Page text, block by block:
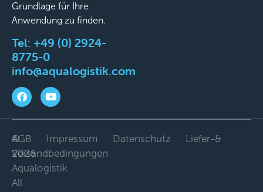
Grundlage für Ihre
Anwendung zu finden.
Tel: +49 (0) 2924-
8775-0
info@aqualogistik.com
©
2026
Aqualogistik.
All
AGB Impressum Datenschutz
Liefer-&
Versandbedingungen